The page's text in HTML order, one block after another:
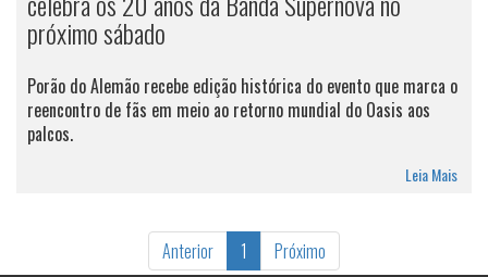
próximo sábado
Porão do Alemão recebe edição histórica do evento que marca o
reencontro de fãs em meio ao retorno mundial do Oasis aos
palcos.
Leia Mais
Anterior 1 Próximo